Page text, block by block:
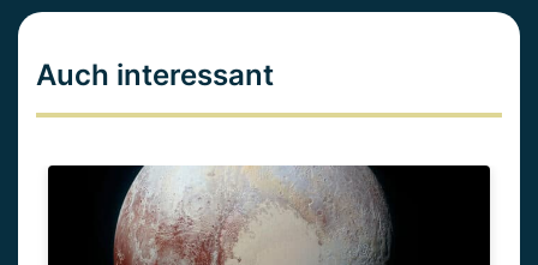
Auch interessant